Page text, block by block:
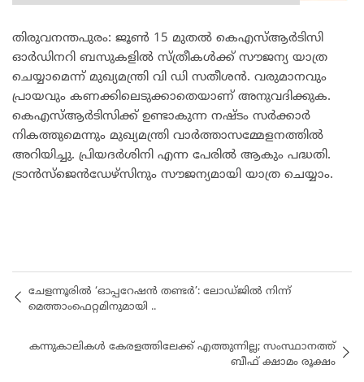
തിരുവനന്തപുരം: ജൂൺ 15 മുതൽ കെഎസ്ആർടിസി
ഓർ‌ഡിനറി ബസുകളിൽ സ്ത്രീകൾക്ക് സൗജന്യ യാത്ര
ചെയ്യാമെന്ന് മുഖ്യമന്ത്രി വി ഡി സതീശൻ. വരുമാനവും
പ്രായവും കണക്കിലെടുക്കാതെയാണ് അനുവദിക്കുക.
കെഎസ്ആർടിസിക്ക് ഉണ്ടാകുന്ന നഷ്ടം സർക്കാർ
നികത്തുമെന്നും മുഖ്യമന്ത്രി വാർത്താസമ്മേളനത്തിൽ
അറിയിച്ചു. പ്രിയദർശിനി എന്ന പേരിൽ ആകും പദ്ധതി.
ട്രാൻസ്ജെൻഡേഴ്സിനും സൗജന്യമായി യാത്ര ചെയ്യാം.
ചേളന്നൂരിൽ ‘ഓപ്പറേഷൻ തണ്ടർ’: ലോഡ്ജിൽ നിന്ന്
മെത്താംഫെറ്റമിനുമായി ..
കന്നുകാലികൾ കേരളത്തിലേക്ക് എത്തുന്നില്ല; സംസ്ഥാനത്ത്
ബീഫ് ക്ഷാമം രൂക്ഷം